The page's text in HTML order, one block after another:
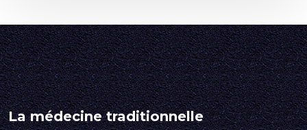
La médecine traditionnelle